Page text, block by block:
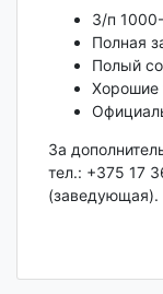
З/п
Полная
Полый
Хорошие
За
тел.: +375 17
(заведующая).